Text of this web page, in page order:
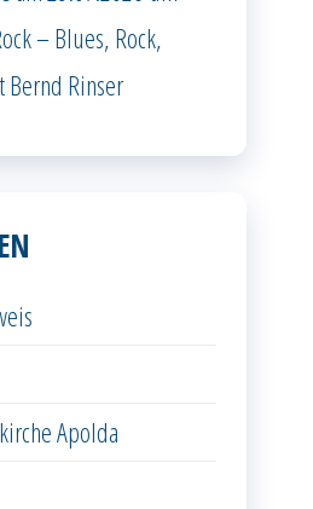
– Blues, Rock,
Bernd Rinser
Apolda